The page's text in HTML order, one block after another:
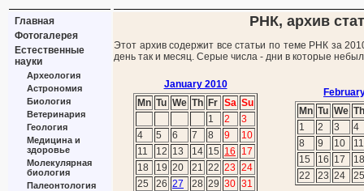
Главная
Фотогалерея
Естественные
науки
Археология
Астрономия
Биология
Ветеринария
Геология
Медицина и
здоровье
Молекулярная
биология
Палеонтология
РНК, архив
Этот архив содержит все статьи по теме РНК за
день так и месяц. Серые числа - дни в которые
January 2010
Mn Tu We Th Fr Sa Su
1
2
3
4
5 6 7 8 9
10
11
12 13 14 15 16
17
18
19 20 21 22 23 24
25
26 27 28 29 30 31
Mn Tu We Th
1
2 3
4
8
9 10
11
15
16 17
18
22
23 24 25